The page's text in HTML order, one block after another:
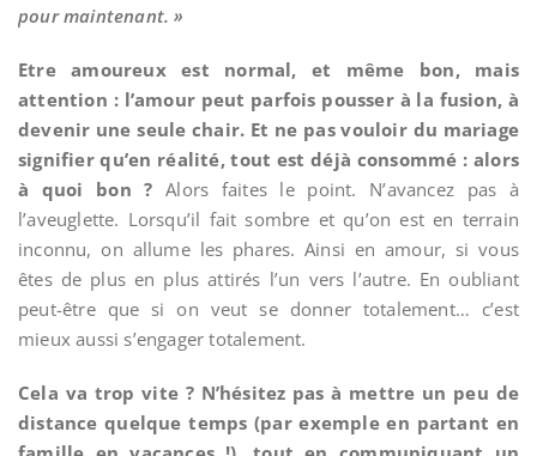
pour maintenant. »
Etre amoureux est normal, et même bon, mais
attention : l’amour peut parfois pousser à la fusion, à
devenir une seule chair. Et ne pas vouloir du mariage
signifier qu’en réalité, tout est déjà consommé : alors
à quoi bon ?Alors faites le point. N’avancez pas à
l’aveuglette. Lorsqu’il fait sombre et qu’on est en terrain
inconnu, on allume les phares. Ainsi en amour, si vous
êtes de plus en plus attirés l’un vers l’autre. En oubliant
peut-être que si on veut se donner totalement… c’est
mieux aussi s’engager totalement.
Cela va trop vite ? N’hésitez pas à mettre un peu de
distance quelque temps (par exemple en partant en